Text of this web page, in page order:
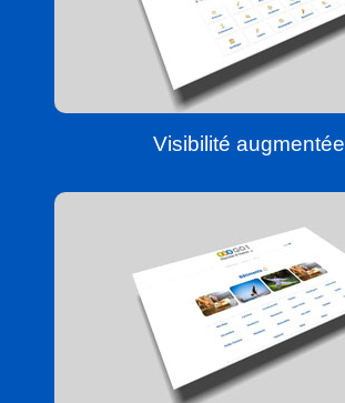
Visibilité augmentée